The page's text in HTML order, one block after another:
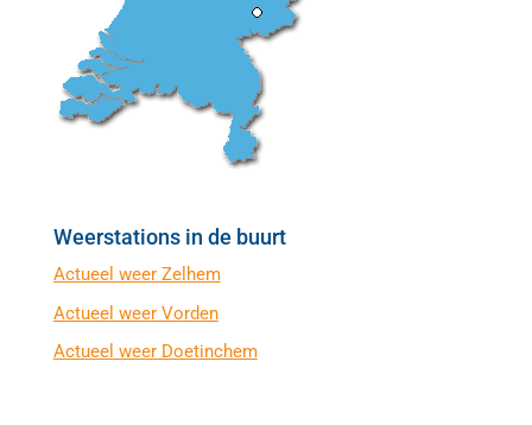
Weerstations in de buurt
Actueel weer Zelhem
Actueel weer Vorden
Actueel weer Doetinchem